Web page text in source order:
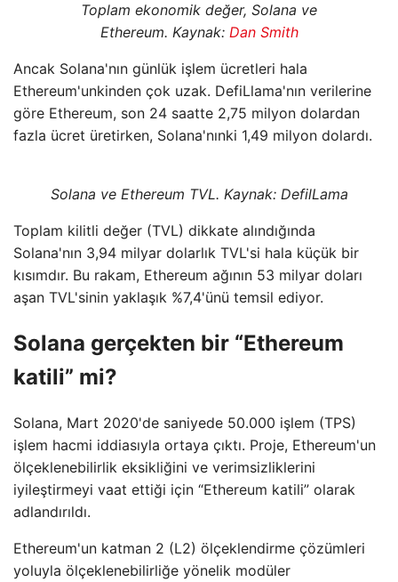
Toplam ekonomik değer, Solana ve
Ethereum. Kaynak: Dan Smith
Ancak Solana'nın günlük işlem ücretleri hala
Ethereum'unkinden çok uzak. DefiLlama'nın verilerine
göre Ethereum, son 24 saatte 2,75 milyon dolardan
fazla ücret üretirken, Solana'nınki 1,49 milyon dolardı.
Solana ve Ethereum TVL. Kaynak: DefilLama
Toplam kilitli değer (TVL) dikkate alındığında
Solana'nın 3,94 milyar dolarlık TVL'si hala küçük bir
kısımdır. Bu rakam, Ethereum ağının 53 milyar doları
aşan TVL'sinin yaklaşık %7,4'ünü temsil ediyor.
Solana gerçekten bir “Ethereum
katili” mi?
Solana, Mart 2020'de saniyede 50.000 işlem (TPS)
işlem hacmi iddiasıyla ortaya çıktı. Proje, Ethereum'un
ölçeklenebilirlik eksikliğini ve verimsizliklerini
iyileştirmeyi vaat ettiği için “Ethereum katili” olarak
adlandırıldı.
Ethereum'un katman 2 (L2) ölçeklendirme çözümleri
yoluyla ölçeklenebilirliğe yönelik modüler